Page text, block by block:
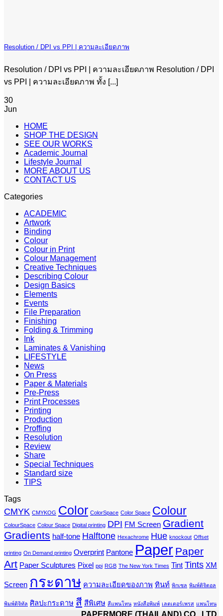
Resolution / DPI vs PPI | ความละเอียดภาพ
Resolution / DPI vs PPI | ความละเอียดภาพ Resolution / DPI
vs PPI | ความละเอียดภาพ ทั้ง [...]
30
Jun
HOME
SHOP THE DESIGN
SEE OUR WORKS
Academic Journal
Lifestyle Journal
MORE ABOUT US
CONTACT US
Categories
ACADEMIC
Artwork
Binding
Colour
Colour in Print
Colour Management
Creative Techniques
Describing Colour
Design Basics
Elements
Events
File Preparation
Finishing
Folding & Trimming
Ink
Laminates & Vanishing
LIFESTYLE
News
On Press
Paper & Materials
Pre-Press
Print Processes
Printing
Production
Proffing
Resolution
Review
Share
Special Techniques
Standard size
TIPS
Tags
CMYK CMYKOG Color ColorSpace Color Space Colour
ColourSpace Colour Space Digital printing DPI FM Screen Gradient
Gradients half-tone Halftone Hexachrome Hue knockout Offset
printing On Demand printing Overprint Pantone Paper Paper
Art Paper Sculptures Pixel ppi RGB The New York Times Tint Tints XM
Screen กระดาษ ความละเอียดของภาพ ทินท์ พิกเซล พิมพ์ดิจิตอล
พิมพ์ดิจิทัล ศิลปะกระดาษ สี สีพิเศษ สีแพนโทน หนังสือพิมพ์ เลตเตอร์เพรส แพนโทน
PAPERMORE (THAILAND) CO., LTD.